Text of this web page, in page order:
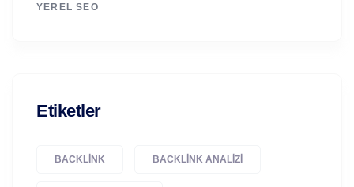
YEREL SEO
Etiketler
BACKLINK BACKLINK ANALIZI